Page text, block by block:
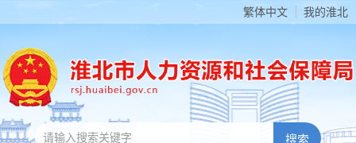
繁体中文 我的淮北